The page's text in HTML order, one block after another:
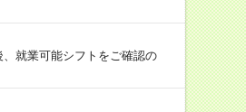
就業可能シフトをご確認の